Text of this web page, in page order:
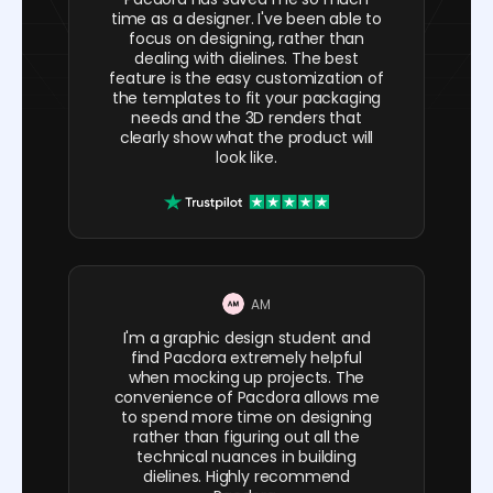
time as a designer. I've been able to
focus on designing, rather than
dealing with dielines. The best
feature is the easy customization of
the templates to fit your packaging
needs and the 3D renders that
clearly show what the product will
look like.
AM
I'm a graphic design student and
find Pacdora extremely helpful
when mocking up projects. The
convenience of Pacdora allows me
to spend more time on designing
rather than figuring out all the
technical nuances in building
dielines. Highly recommend